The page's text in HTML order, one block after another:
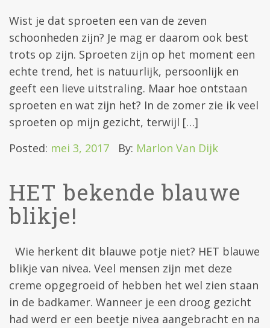
Wist je dat sproeten een van de zeven
schoonheden zijn? Je mag er daarom ook best
trots op zijn. Sproeten zijn op het moment een
echte trend, het is natuurlijk, persoonlijk en
geeft een lieve uitstraling. Maar hoe ontstaan
sproeten en wat zijn het? In de zomer zie ik veel
sproeten op mijn gezicht, terwijl […]
Posted: mei 3, 2017 By: Marlon Van Dijk
HET bekende blauwe
blikje!
Wie herkent dit blauwe potje niet? HET blauwe
blikje van nivea. Veel mensen zijn met deze
creme opgegroeid of hebben het wel zien staan
in de badkamer. Wanneer je een droog gezicht
had werd er een beetje nivea aangebracht en na